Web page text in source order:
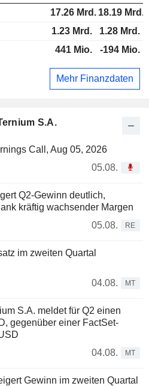
S.A.
Call, Aug 05, 2026
05.08.
Q2-Gewinn deutlich,
kräftig wachsender Margen
05.08.
RE
im zweiten Quartal
04.08.
MT
S.A. meldet für Q2 einen
gegenüber einer FactSet-
04.08.
MT
Gewinn im zweiten Quartal
17.26 Mrd. 18.19 Mrd.
1.23 Mrd.
1.28 Mrd.
441 Mio. -194 Mio.
Mehr Finanzdaten